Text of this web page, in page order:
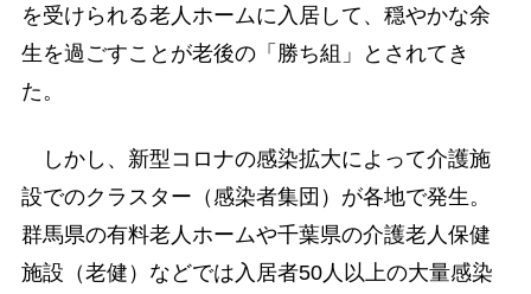
を受けられる老人ホームに入居して、穏やかな余
生を過ごすことが老後の「勝ち組」とされてき
た。
しかし、新型コロナの感染拡大によって介護施
設でのクラスター（感染者集団）が各地で発生。
群馬県の有料老人ホームや千葉県の介護老人保健
施設（老健）などでは入居者50人以上の大量感染